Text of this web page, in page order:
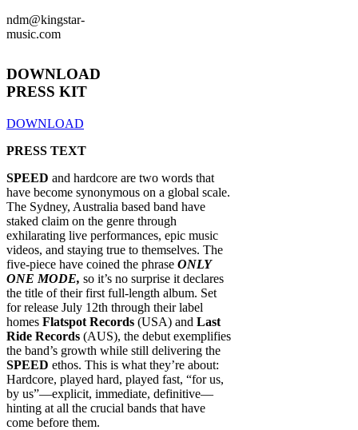
ndm@kingstar-
music.com
DOWNLOAD
PRESS KIT
DOWNLOAD
PRESS TEXT
SPEED and hardcore are two words that
have become synonymous on a global scale.
The Sydney, Australia based band have
staked claim on the genre through
exhilarating live performances, epic music
videos, and staying true to themselves. The
five-piece have coined the phrase ONLY
ONE MODE, so it’s no surprise it declares
the title of their first full-length album. Set
for release July 12th through their label
homes Flatspot Records (USA) and Last
Ride Records (AUS), the debut exemplifies
the band’s growth while still delivering the
SPEED ethos. This is what they’re about:
Hardcore, played hard, played fast, “for us,
by us”—explicit, immediate, definitive—
hinting at all the crucial bands that have
come before them.